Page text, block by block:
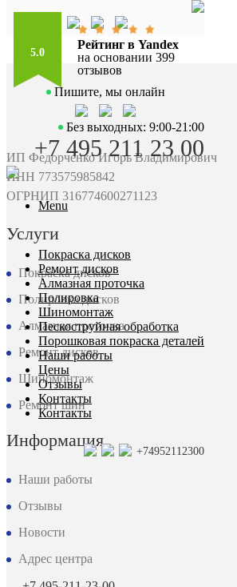
5.0
Рейтинг в Yandex
на основании 399
отзывов
Пишите, мы онлайн
Без выходных: 9:00-21:00
+7 495 211 23 00
Menu
Покраска дисков
Ремонт дисков
Алмазная проточка
Полировка
Шиномонтаж
Пескоструйная обработка
Порошковая покраска деталей
Наши работы
Цены
Отзывы
Контакты
Контакты
+74952112300
ИП Федорченко Игорь Владимирович
ИНН 773575985842
ОГРНИП 316774600271123
Услуги
Покраска дисков
Полировка дисков
Алмазная проточка
Ремонт дисков
Шиномонтаж
Ремонт шин
Информация
Наши работы
Отзывы
Новости
Адрес центра